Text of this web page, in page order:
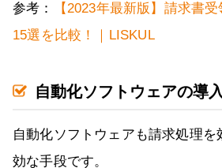
参考：
【2023年最新版】請求書
15選を比較！｜LISKUL
自動化ソフトウェアの導入
自動化ソフトウェアも請求処理
効な手段です。